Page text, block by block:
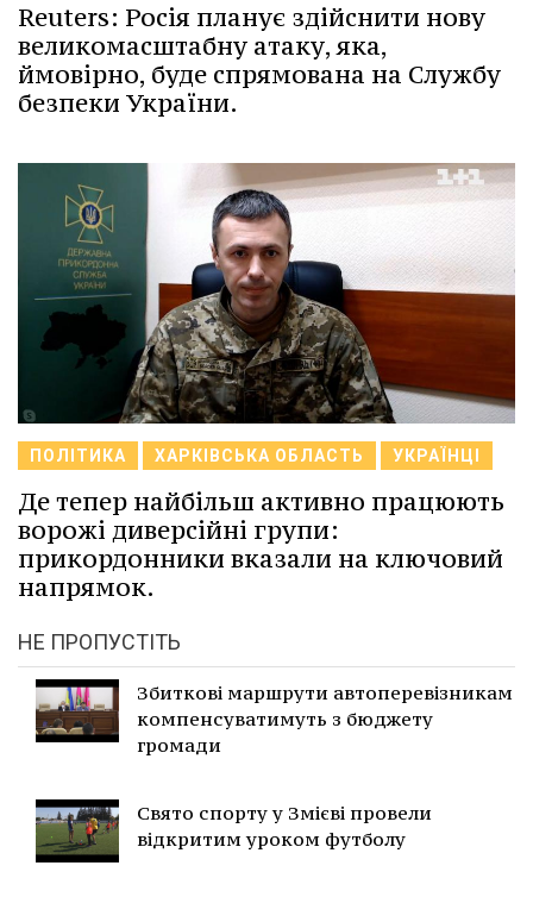
Reuters: Росія планує здійснити нову
великомасштабну атаку, яка,
ймовірно, буде спрямована на Службу
безпеки України.
ПОЛІТИКА ХАРКІВСЬКА ОБЛАСТЬ УКРАЇНЦІ
Де тепер найбільш активно працюють
ворожі диверсійні групи:
прикордонники вказали на ключовий
напрямок.
НЕ ПРОПУСТІТЬ
Збиткові маршрути автоперевізникам
компенсуватимуть з бюджету
громади
Свято спорту у Змієві провели
відкритим уроком футболу